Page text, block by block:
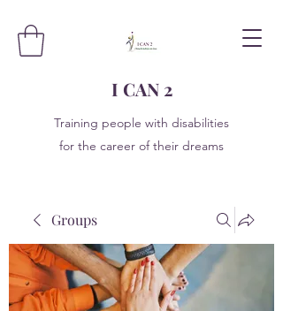
I CAN 2
Training people with disabilities
for the career of their dreams
Groups